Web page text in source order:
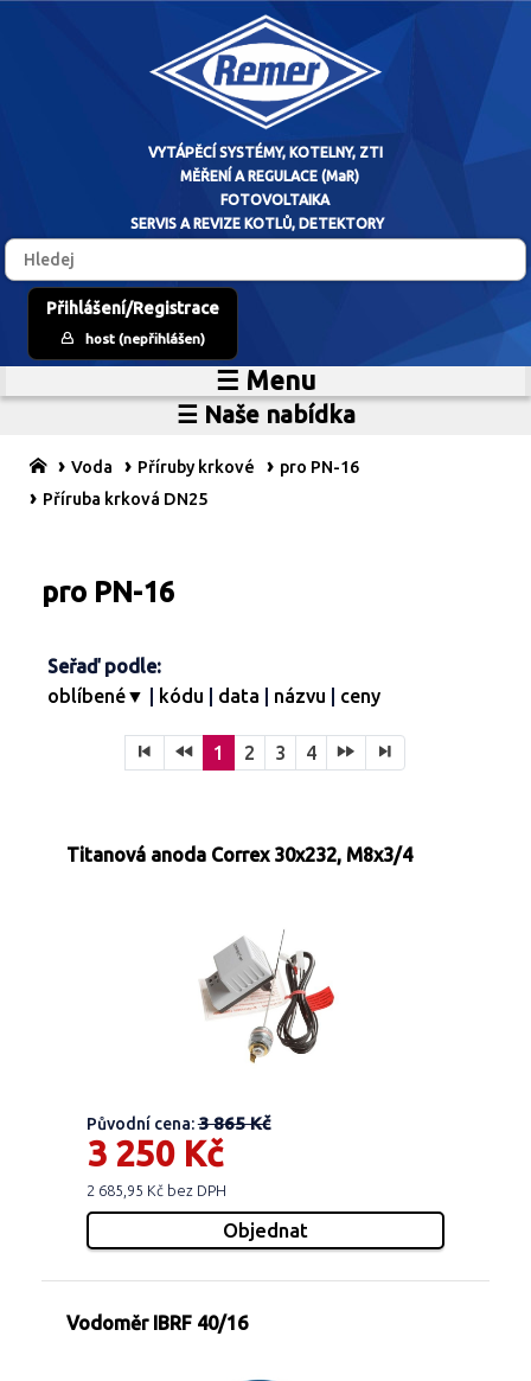
Přihlášení/Registrace
host (nepřihlášen)
☰ Menu
☰ Naše nabídka
Ostatní služby
Voda Příruby krkové
pro PN-16
Příruba krková DN25
pro PN-16
Seřaď podle:
oblíbené▼
kódu data názvu ceny
1 2 3 4
Titanová anoda Correx 30x232, M8x3/4
Původní cena:3 865 Kč
3 250 Kč
2 685,95 Kč bez DPH
Vodoměr IBRF 40/16